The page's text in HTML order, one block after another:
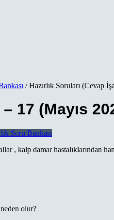
/ Hazırlık Soruları (Cevap
17 (Mayıs
Soru Bankası
, kalp damar hastalıklarından
olur?